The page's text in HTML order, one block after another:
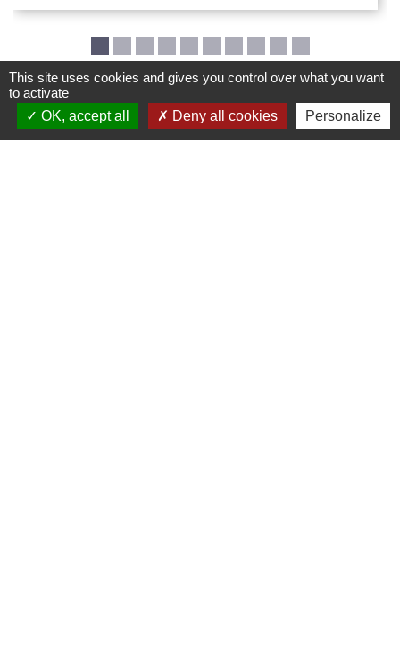
Mairie de Creys Mepieu
This site uses cookies and gives you control over what you want
to activate
OK, accept all
Deny all cookies Personalize